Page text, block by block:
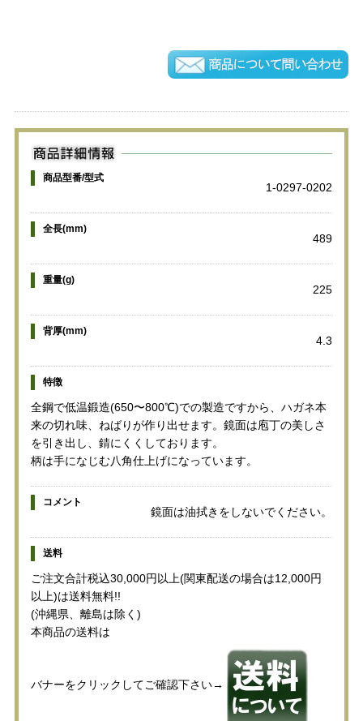
商品型番/型式
1-0297-0202
全長(mm)
489
重量(g)
225
背厚(mm)
4.3
特徴
全鋼で低温鍛造(650〜800℃)での製造ですから、ハガネ本
来の切れ味、ねばりが作り出せます。鏡面は庖丁の美しさ
を引き出し、錆にくくしております。
柄は手になじむ八角仕上げになっています。
コメント
鏡面は油拭きをしないでください。
送料
ご注文合計税込30,000円以上(関東配送の場合は12,000円
以上)は送料無料!!
(沖縄県、離島は除く)
本商品の送料は
バナーをクリックしてご確認下さい→